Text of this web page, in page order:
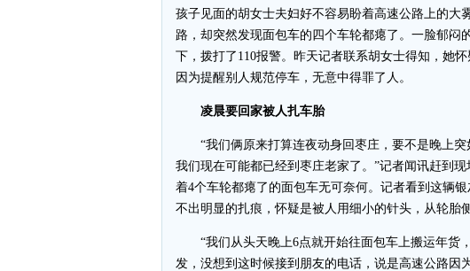
孩子见面的胡女士夫妇好不容易盼着高速公路上的大
路，却突然发现面包车的四个车轮都瘪了。一脸郁闷
下，拨打了110报警。昨天记者联系胡女士得知，她
因为提醒别人规范停车，无意中得罪了人。
凌晨要回家被人扎车胎
“我们俩原来打算连夜动身回枣庄，要不是晚上突
我们现在可能都已经到枣庄老家了。”记者闻讯赶到
着4个车轮都瘪了的面包车无可奈何。记者看到这辆
不出明显的扎痕，怀疑是被人用细小的针头，从轮胎
“我们从头天晚上6点就开始往面包车上搬运年货
发，没想到这时候接到朋友的电话，说是高速公路因